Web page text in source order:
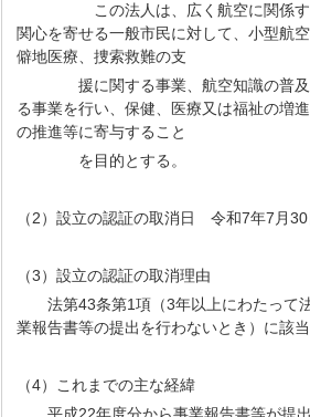
この法人は、広く航空に関係する
関心を寄せる一般市民に対して、小型航
僻地医療、捜索救難の支
援に関する事業、航空知識の普及
る事業を行い、保健、医療又は福祉の増
の推進等に寄与すること
を目的とする。
（2）設立の認証の取消日 令和7年7月30
（3）設立の認証の取消理由
法第43条第1項（3年以上にわたって
業報告書等の提出を行わないとき）に該当
（4）これまでの主な経緯